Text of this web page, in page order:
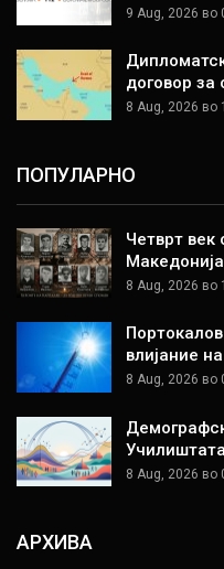
9 Aug, 2026 во
договор
8 Aug, 2026 во
ПОПУЛАРНО
Четврт век
8 Aug, 2026 во
влијание
8 Aug, 2026 во
8 Aug, 2026 во
АРХИВА